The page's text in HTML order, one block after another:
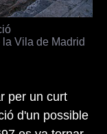
per un curt
d'un possible
Vila de Madrid